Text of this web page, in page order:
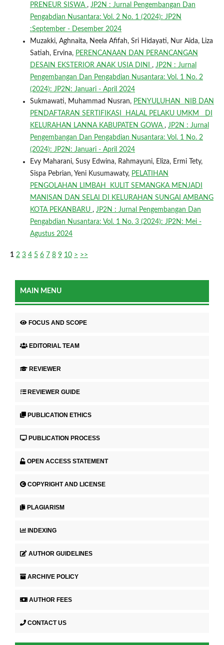
PRENEUR SISWA , JP2N : Jurnal Pengembangan Dan
Pengabdian Nusantara: Vol. 2 No. 1 (2024): JP2N
:September - Desember 2024
Muzakki, Aghnaita, Neela Afifah, Sri Hidayati, Nur Aida, Liza
Satiah, Ervina, PERENCANAAN DAN PERANCANGAN
DESAIN EKSTERIOR ANAK USIA DINI , JP2N : Jurnal
Pengembangan Dan Pengabdian Nusantara: Vol. 1 No. 2
(2024): JP2N: Januari - April 2024
Sukmawati, Muhammad Nusran, PENYULUHAN NIB DAN
PENDAFTARAN SERTIFIKASI HALAL PELAKU UMKM DI
KELURAHAN LANNA KABUPATEN GOWA , JP2N : Jurnal
Pengembangan Dan Pengabdian Nusantara: Vol. 1 No. 2
(2024): JP2N: Januari - April 2024
Evy Maharani, Susy Edwina, Rahmayuni, Eliza, Ermi Tety,
Sispa Pebrian, Yeni Kusumawaty, PELATIHAN
PENGOLAHAN LIMBAH KULIT SEMANGKA MENJADI
MANISAN DAN SELAI DI KELURAHAN SUNGAI AMBANG
KOTA PEKANBARU , JP2N : Jurnal Pengembangan Dan
Pengabdian Nusantara: Vol. 1 No. 3 (2024): JP2N: Mei -
Agustus 2024
1 2 3 4 5 6 7 8 9 10 > >>
MAIN MENU
FOCUS AND SCOPE
EDITORIAL TEAM
REVIEWER
REVIEWER GUIDE
PUBLICATION ETHICS
PUBLICATION PROCESS
OPEN ACCESS STATEMENT
COPYRIGHT AND LICENSE
PLAGIARISM
INDEXING
AUTHOR GUIDELINES
ARCHIVE POLICY
AUTHOR FEES
CONTACT US